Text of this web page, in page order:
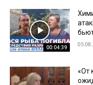
00:04:39
«От